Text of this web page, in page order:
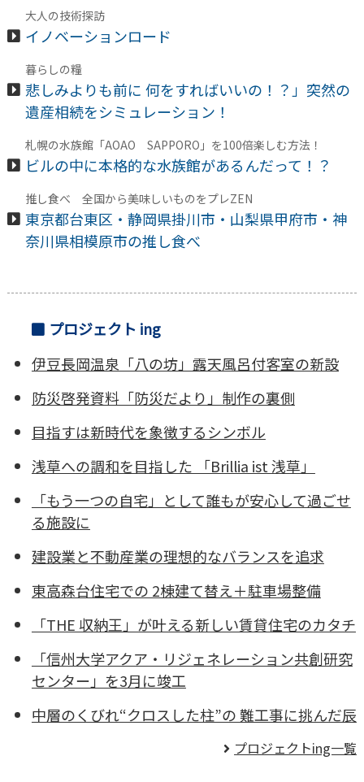
大人の技術探訪
イノベーションロード
暮らしの糧
悲しみよりも前に 何をすればいいの！？」突然の
遺産相続をシミュレーション！
札幌の水族館「AOAO SAPPORO」を100倍楽しむ方法！
ビルの中に本格的な水族館があるんだって！？
推し食べ 全国から美味しいものをプレZEN
東京都台東区・静岡県掛川市・山梨県甲府市・神
奈川県相模原市の推し食べ
プロジェクト ing
伊豆長岡温泉「八の坊」露天風呂付客室の新設
防災啓発資料「防災だより」制作の裏側
目指すは新時代を象徴するシンボル
浅草への調和を目指した 「Brillia ist 浅草」
「もう一つの自宅」として誰もが安心して過ごせ
る施設に
建設業と不動産業の理想的なバランスを追求
東高森台住宅での 2棟建て替え＋駐車場整備
「THE 収納王」が叶える新しい賃貸住宅のカタチ
「信州大学アクア・リジェネレーション共創研究
センター」を3月に竣工
中層のくびれ“クロスした柱”の 難工事に挑んだ辰
プロジェクトing一覧